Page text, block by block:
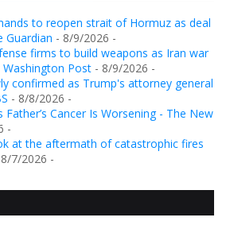
to reopen strait of Hormuz as deal
Guardian - 8/9/2026 -
firms to build weapons as Iran war
Post - 8/9/2026 -
confirmed as Trump's attorney general
- 8/8/2026 -
Father’s Cancer Is Worsening - The New
-
at the aftermath of catastrophic fires
7/2026 -